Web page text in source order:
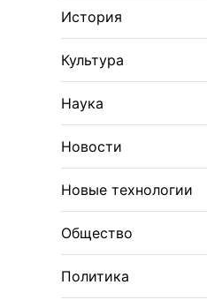
История
Культура
Наука
Новости
Новые технологии
Общество
Политика